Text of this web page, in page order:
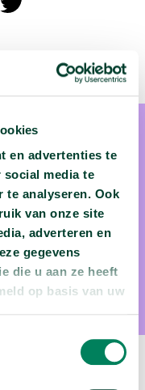
en advertenties te
media te
te analyseren. Ook
van onze site
adverteren en
gegevens
die u aan ze heeft
op basis van uw
Akker
de Universiteit van